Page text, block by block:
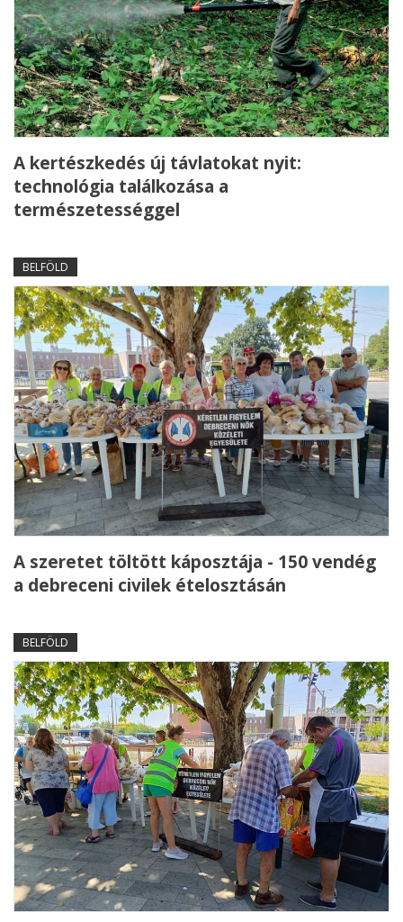
A kertészkedés új távlatokat nyit:
technológia találkozása a
természetességgel
BELFÖLD
A szeretet töltött káposztája - 150 vendég
a debreceni civilek ételosztásán
BELFÖLD